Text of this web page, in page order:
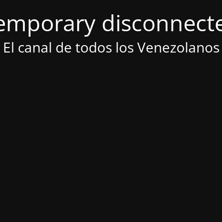
El canal de todos los Venezolanos